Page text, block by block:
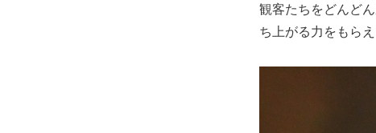
観客たちをどんど
ち上がる力をもら